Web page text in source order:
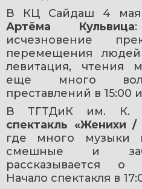
В КЦ Сайдаш 4 мая
Артёма Кульвица
исчезновение
перемещения
левитация, чтения
еще много
преставлений в 15:00
спектакль «Женихи /
где много музыки
смешные и
рассказывается о
Начало спектакля в